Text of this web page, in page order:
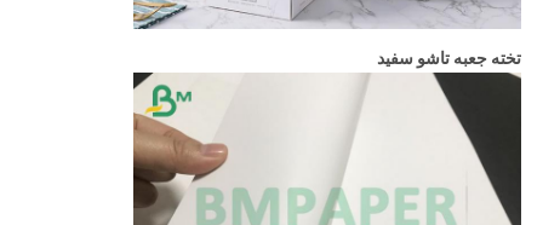
تخته جعبه تاشو سفید